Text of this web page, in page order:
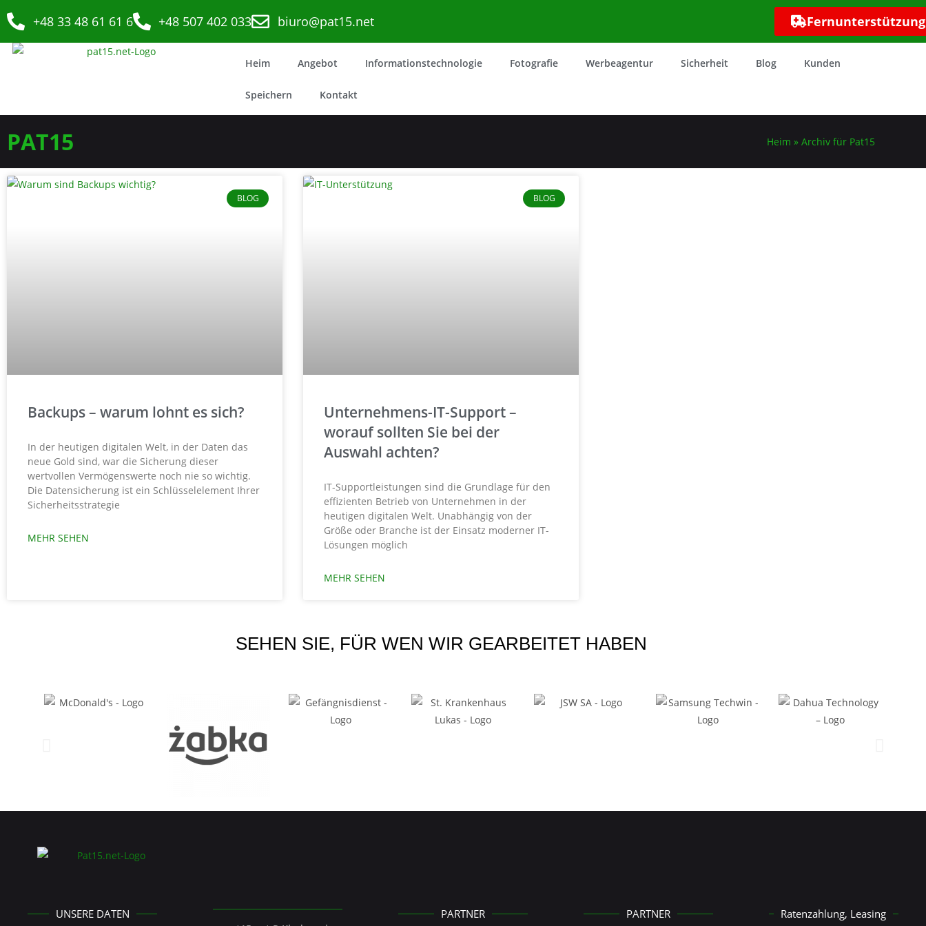
+48 33 48 61 61 6 +48 507 402 033 biuro@pat15.net Fernunterstützung
Heim Angebot Informationstechnologie Fotografie Werbeagentur Sicherheit Blog Kunden
Speichern Kontakt
PAT15 Heim » Archiv für Pat15
BLOG
Backups – warum lohnt es sich?
In der heutigen digitalen Welt, in der Daten das
neue Gold sind, war die Sicherung dieser
wertvollen Vermögenswerte noch nie so wichtig.
Die Datensicherung ist ein Schlüsselelement Ihrer
Sicherheitsstrategie
MEHR SEHEN
BLOG
Unternehmens-IT-Support –
worauf sollten Sie bei der
Auswahl achten?
IT-Supportleistungen sind die Grundlage für den
effizienten Betrieb von Unternehmen in der
heutigen digitalen Welt. Unabhängig von der
Größe oder Branche ist der Einsatz moderner IT-
Lösungen möglich
MEHR SEHEN
SEHEN SIE, FÜR WEN WIR GEARBEITET HABEN
UNSERE DATEN PARTNER PARTNER Ratenzahlung, Leasing